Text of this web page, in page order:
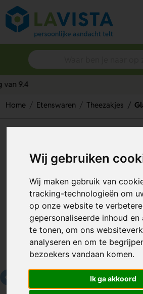
Wij gebruiken
Wij maken gebruik van
tracking-technologieën om
op onze website te
gepersonaliseerde inhoud
te tonen, om ons
analyseren en om te
bezoekers vandaan komen.
Ik ga akkoord
Snelle persoonlijke
Home Etenswaren Theezakjes
Artikelnummer:307513